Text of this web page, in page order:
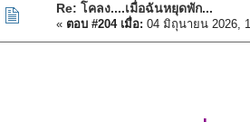
Re: โคลง....เมื่อฉันหยุดพัก...
« ตอบ #204 เมื่อ: 04 มิถุนายน 2026,